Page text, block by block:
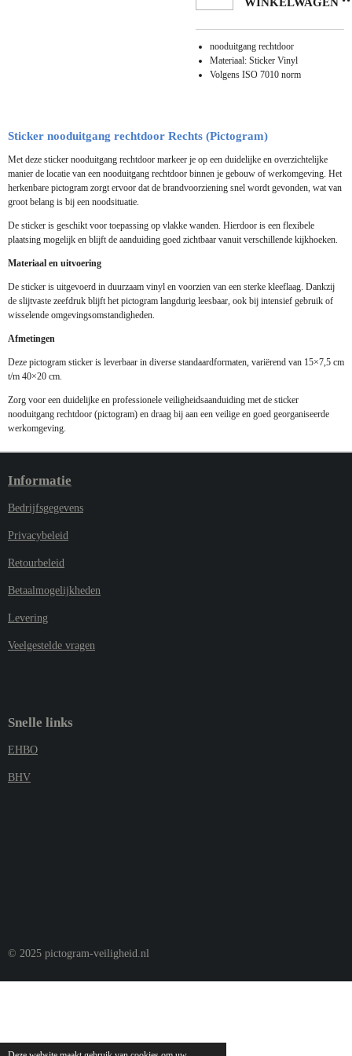
nooduitgang rechtdoor
Materiaal: Sticker Vinyl
Volgens ISO 7010 norm
Sticker nooduitgang rechtdoor Rechts (Pictogram)
Met deze sticker nooduitgang rechtdoor markeer je op een duidelijke en overzichtelijke
manier de locatie van een nooduitgang rechtdoor binnen je gebouw of werkomgeving. Het
herkenbare pictogram zorgt ervoor dat de brandvoorziening snel wordt gevonden, wat van
groot belang is bij een noodsituatie.
De sticker is geschikt voor toepassing op vlakke wanden. Hierdoor is een flexibele
plaatsing mogelijk en blijft de aanduiding goed zichtbaar vanuit verschillende kijkhoeken.
Materiaal en uitvoering
De sticker is uitgevoerd in duurzaam vinyl en voorzien van een sterke kleeflaag. Dankzij
de slijtvaste zeefdruk blijft het pictogram langdurig leesbaar, ook bij intensief gebruik of
wisselende omgevingsomstandigheden.
Afmetingen
Deze pictogram sticker is leverbaar in diverse standaardformaten, variërend van 15×7,5 cm
t/m 40×20 cm.
Zorg voor een duidelijke en professionele veiligheidsaanduiding met de sticker
nooduitgang rechtdoor (pictogram) en draag bij aan een veilige en goed georganiseerde
werkomgeving.
Informatie
Bedrijfsgegevens
Privacybeleid
Retourbeleid
Betaalmogelijkheden
Levering
Veelgestelde vragen
Snelle links
EHBO
BHV
© 2025 pictogram-veiligheid.nl